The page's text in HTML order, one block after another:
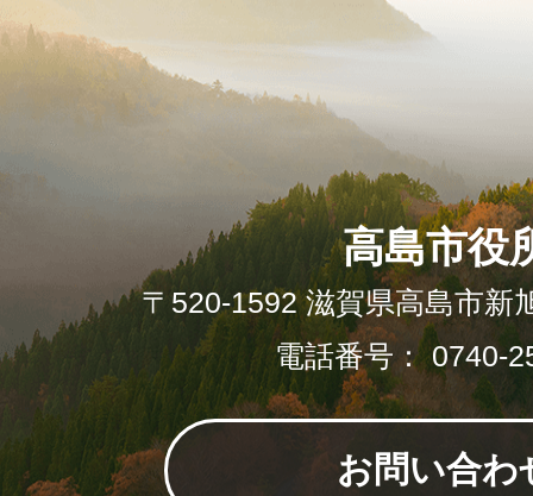
高島市役
〒520-1592 滋賀県高島市新
電話番号： 0740-
お問い合わ